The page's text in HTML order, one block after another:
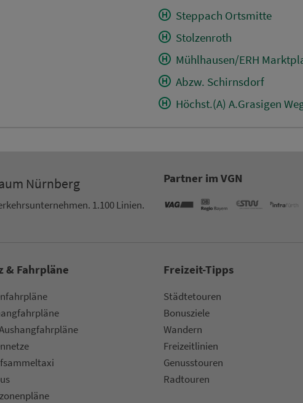
Steppach Ortsmitte
Stolzenroth
Mühlhausen/ERH
Abzw. Schirnsdorf
Höchst.(A) A.Grasigen
Nürn­berg
1.100 Linien.
Partner im VGN
& Fahrpläne Frei­zeit-Tipps
Städtetouren
Bonusziele
Wandern
Frei­zeit­li­ni­en
Genusstouren
Radtouren